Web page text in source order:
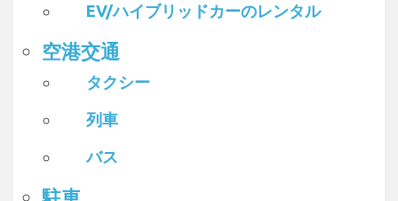
EV/ハイブリッドカーのレンタル
空港交通
タクシー
列車
バス